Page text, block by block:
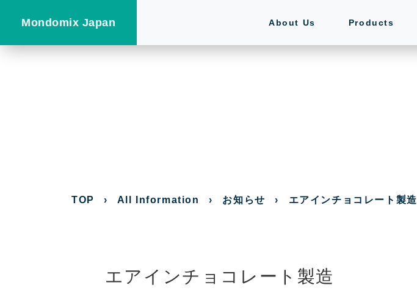
Mondomix Japan About Us Products
TOP › All Information › お知らせ › エアインチョコレート製造
エアインチョコレート製造